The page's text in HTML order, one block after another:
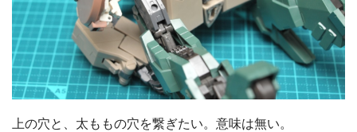
上の穴と、太ももの穴を繋ぎたい。意味は無い。